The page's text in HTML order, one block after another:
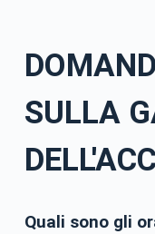
SULLA
Quali sono gli